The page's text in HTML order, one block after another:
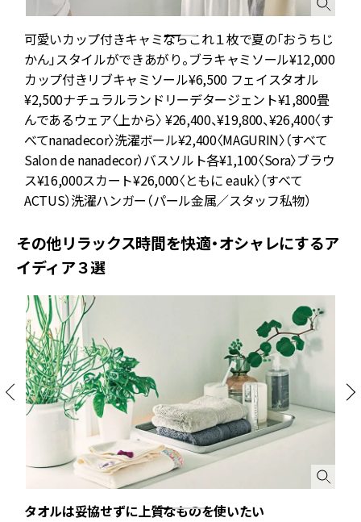
可愛いカップ付きキャミならこれ１枚で夏の「おうちじ
かん」スタイルができあがり。ブラキャミソール¥12,000
カップ付きリブキャミソール¥6,500 フェイスタオル
¥2,500ナチュラルランドリーデタージェント¥1,800畳
んであるウェア〈上から〉 ¥26,400、¥19,800、¥26,400〈す
べてnanadecor〉洗濯ボール¥2,400〈MAGURIN〉（すべて
Salon de nanadecor）バスソルト各¥1,100〈Sora〉ブラウ
ス¥16,000スカート¥26,000〈ともに eauk〉（すべて
ACTUS）洗濯ハンガー（パール金属／スタッフ私物）
その他リラックス時間を快適・オシャレにするア
イディア３選
タオルは妥協せずに上質なものを使いたい